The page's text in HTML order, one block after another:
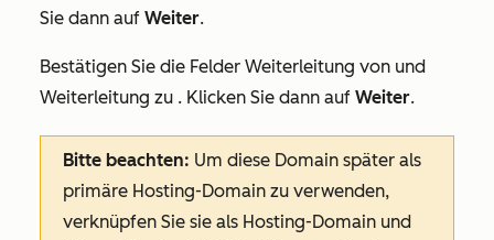
Sie dann auf Weiter.
Bestätigen Sie die Felder Weiterleitung von und
Weiterleitung zu . Klicken Sie dann auf Weiter.
Bitte beachten: Um diese Domain später als
primäre Hosting-Domain zu verwenden,
verknüpfen Sie sie als Hosting-Domain und